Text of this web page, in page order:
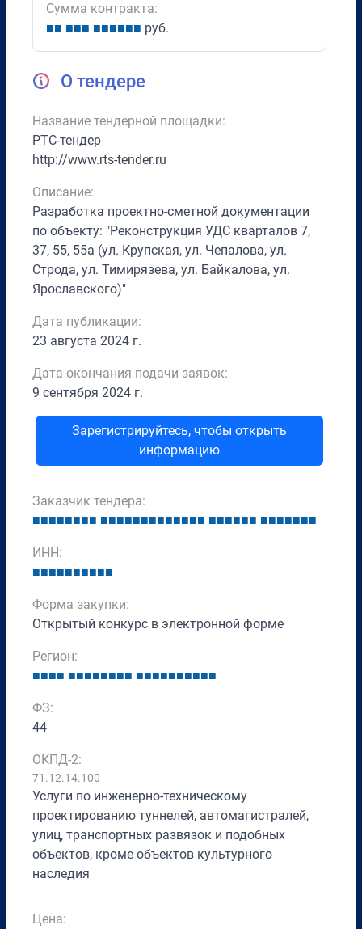
Сумма контракта:
■■ ■■■ ■■■■■■ руб.
О тендере
Название тендерной площадки:
РТС-тендер
http://www.rts-tender.ru
Описание:
Разработка проектно-сметной документации
по объекту: "Реконструкция УДС кварталов 7,
37, 55, 55а (ул. Крупская, ул. Чепалова, ул.
Строда, ул. Тимирязева, ул. Байкалова, ул.
Ярославского)"
Дата публикации:
23 августа 2024 г.
Дата окончания подачи заявок:
9 сентября 2024 г.
Зарегистрируйтесь, чтобы открыть
информацию
Заказчик тендера:
■■■■■■■■ ■■■■■■■■■■■■■ ■■■■■■ ■■■■■■■
ИНН:
■■■■■■■■■■
Форма закупки:
Открытый конкурс в электронной форме
Регион:
■■■■ ■■■■■■■■ ■■■■■■■■■■
ФЗ:
44
ОКПД-2:
71.12.14.100
Услуги по инженерно-техническому
проектированию туннелей, автомагистралей,
улиц, транспортных развязок и подобных
объектов, кроме объектов культурного
наследия
Цена: